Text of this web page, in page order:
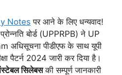
Notes पर आने के लिए धन्यवाद!
बोर्ड (UPPRPB) ने UP
अधिसूचना पीडीएफ के साथ यूपी
पैटर्न 2024 जारी कर दिया है।
सिलेबसकी सम्पूर्ण जानकारी